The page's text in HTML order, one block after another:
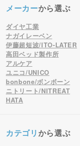
メーカーから選ぶ
ダイヤ工業
ナガイレーベン
伊藤超短波/ITO-LATER
高田ベッド製作所
アルケア
ユニコ/UNICO
bonbone/ボンボーン
ニトリート/NITREAT
HATA
カテゴリから選ぶ